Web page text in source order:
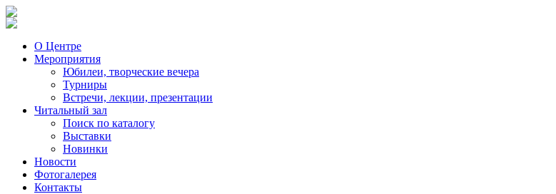
О Центре
Мероприятия
Юбилеи, творческие вечера
Турниры
Встречи, лекции, презентации
Читальный зал
Поиск по каталогу
Выставки
Новинки
Новости
Фотогалерея
Контакты